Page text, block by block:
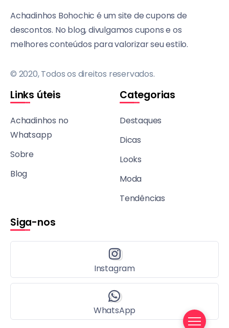
Achadinhos Bohochic é um site de cupons de
descontos. No blog, divulgamos cupons e os
melhores conteúdos para valorizar seu estilo.
© 2020, Todos os direitos reservados.
Links úteis
Achadinhos no
Whatsapp
Sobre
Blog
Categorias
Destaques
Dicas
Looks
Moda
Tendências
Siga-nos
Instagram
WhatsApp